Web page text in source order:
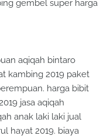
kambing 2019 paket
harga bibit
jasa aqiqah
anak laki laki jual
hayat 2019. biaya
kambing aqiqah